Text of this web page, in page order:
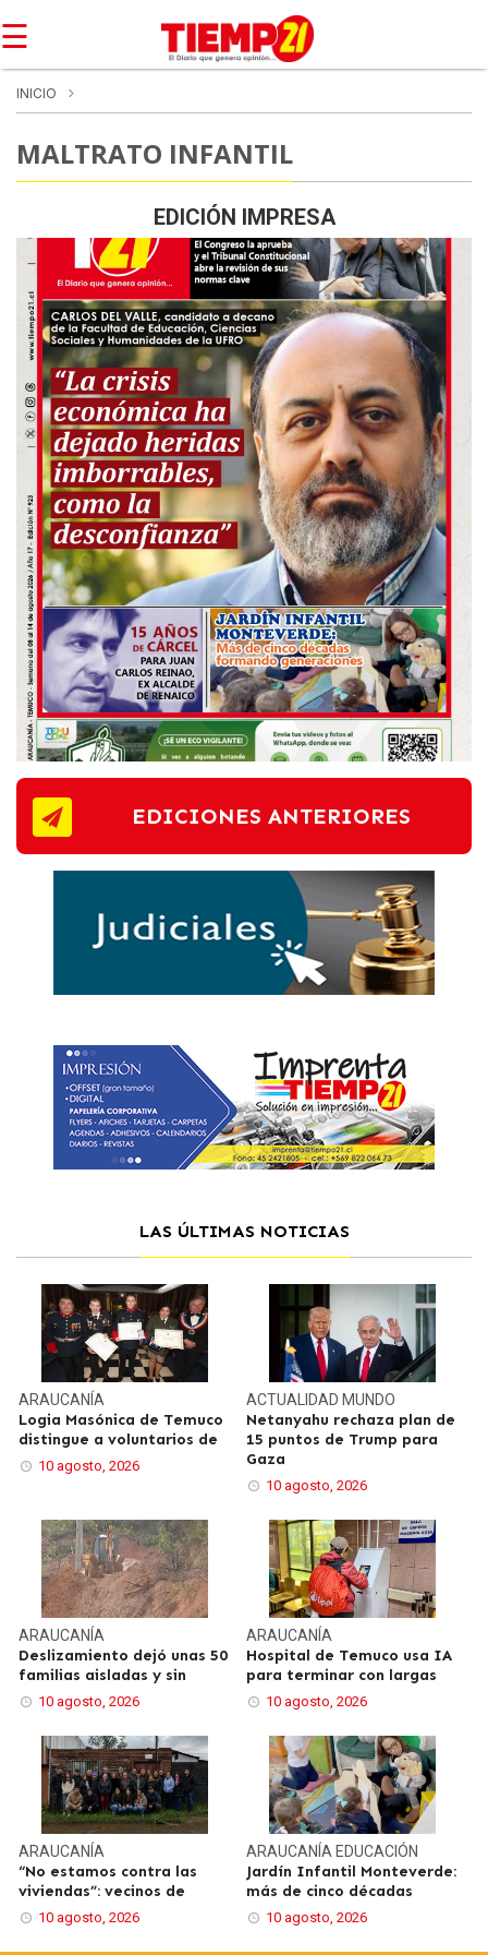
☰
INICIO
MALTRATO INFANTIL
EDICIÓN IMPRESA
EDICIONES ANTERIORES
LAS ÚLTIMAS NOTICIAS
ARAUCANÍA
Logia Masónica de Temuco
distingue a voluntarios de
10 agosto, 2026
ACTUALIDAD MUNDO
Netanyahu rechaza plan de
15 puntos de Trump para
Gaza
10 agosto, 2026
ARAUCANÍA
Deslizamiento dejó unas 50
familias aisladas y sin
10 agosto, 2026
ARAUCANÍA
Hospital de Temuco usa IA
para terminar con largas
10 agosto, 2026
ARAUCANÍA
“No estamos contra las
viviendas”: vecinos de
10 agosto, 2026
ARAUCANÍA EDUCACIÓN
Jardín Infantil Monteverde:
más de cinco décadas
10 agosto, 2026